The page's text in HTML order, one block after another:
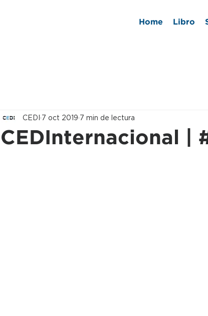
Home Libro
CEDInternacional |
CEDI 7 oct 2019 7 min de lectura